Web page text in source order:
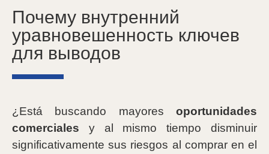
Почему внутренний
уравновешенность ключев
для выводов
¿Está buscando mayores oportunidades
comerciales y al mismo tiempo disminuir
significativamente sus riesgos al comprar en el